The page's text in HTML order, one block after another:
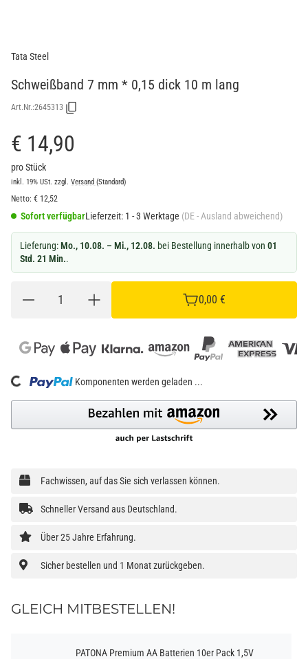
Tata Steel
Schweißband 7 mm * 0,15 dick 10 m lang
Art.Nr.:2645313
€ 14,90
pro Stück
inkl. 19% USt. zzgl. Versand (Standard)
Netto: € 12,52
Sofort verfügbarLieferzeit: 1 - 3 Werktage (DE - Ausland abweichend)
Lieferung:Mo., 10.08. – Mi., 12.08. bei Bestellung innerhalb von 01
Std. 21 Min..
0,00 €
Loading... Komponenten werden geladen ...
Fachwissen, auf das Sie sich verlassen können.
Schneller Versand aus Deutschland.
Über 25 Jahre Erfahrung.
Sicher bestellen und 1 Monat zurückgeben.
GLEICH MITBESTELLEN!
PATONA Premium AA Batterien 10er Pack 1,5V